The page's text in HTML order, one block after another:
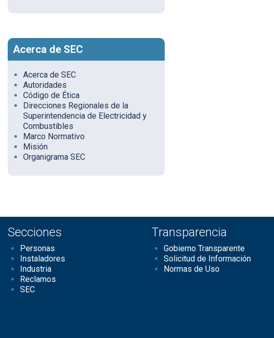
Acerca de SEC
Acerca de SEC
Autoridades
Código de Ética
Direcciones Regionales de la
Superintendencia de Electricidad y
Combustibles
Marco Normativo
Misión
Organigrama SEC
Secciones
Personas
Instaladores
Industria
Reclamos
SEC
Transparencia
Gobierno Transparente
Solicitud de Información
Normas de Uso